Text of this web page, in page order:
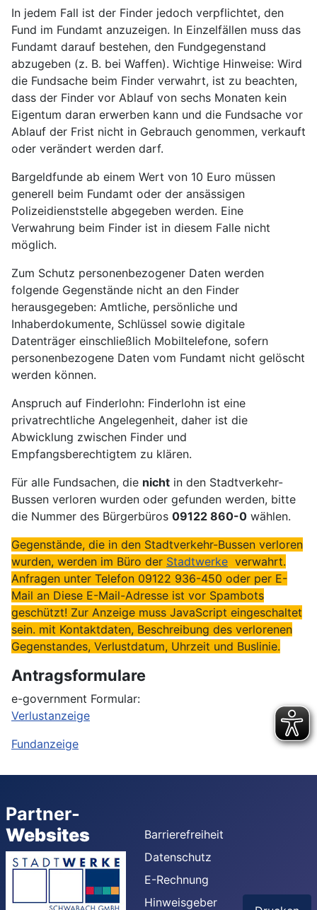
In jedem Fall ist der Finder jedoch verpflichtet, den
Fund im Fundamt anzuzeigen. In Einzelfällen muss das
Fundamt darauf bestehen, den Fundgegenstand
abzugeben (z. B. bei Waffen). Wichtige Hinweise: Wird
die Fundsache beim Finder verwahrt, ist zu beachten,
dass der Finder vor Ablauf von sechs Monaten kein
Eigentum daran erwerben kann und die Fundsache vor
Ablauf der Frist nicht in Gebrauch genommen, verkauft
oder verändert werden darf.
Bargeldfunde ab einem Wert von 10 Euro müssen
generell beim Fundamt oder der ansässigen
Polizeidienststelle abgegeben werden. Eine
Verwahrung beim Finder ist in diesem Falle nicht
möglich.
Zum Schutz personenbezogener Daten werden
folgende Gegenstände nicht an den Finder
herausgegeben: Amtliche, persönliche und
Inhaberdokumente, Schlüssel sowie digitale
Datenträger einschließlich Mobiltelefone, sofern
personenbezogene Daten vom Fundamt nicht gelöscht
werden können.
Anspruch auf Finderlohn: Finderlohn ist eine
privatrechtliche Angelegenheit, daher ist die
Abwicklung zwischen Finder und
Empfangsberechtigtem zu klären.
Für alle Fundsachen, die nicht in den Stadtverkehr-
Bussen verloren wurden oder gefunden werden, bitte
die Nummer des Bürgerbüros 09122 860-0 wählen.
Gegenstände, die in den Stadtverkehr-Bussen verloren
wurden, werden im Büro der Stadtwerke verwahrt.
Anfragen unter Telefon 09122 936-450 oder per E-
Mail an Diese E-Mail-Adresse ist vor Spambots
geschützt! Zur Anzeige muss JavaScript eingeschaltet
sein. mit Kontaktdaten, Beschreibung des verlorenen
Gegenstandes, Verlustdatum, Uhrzeit und Buslinie.
Antragsformulare
e-government Formular:
Verlustanzeige
Fundanzeige
Partner-
Websites
Barrierefreiheit
Datenschutz
E-Rechnung
Hinweisgeber